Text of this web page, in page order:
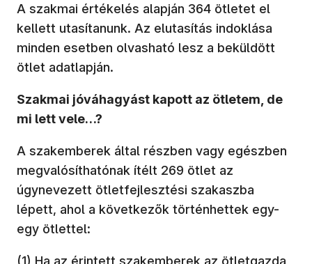
A szakmai értékelés alapján 364 ötletet el
kellett utasítanunk. Az elutasítás indoklása
minden esetben olvasható lesz a beküldött
ötlet adatlapján.
Szakmai jóváhagyást kapott az ötletem, de
mi lett vele…?
A szakemberek által részben vagy egészben
megvalósíthatónak ítélt 269 ötlet az
úgynevezett ötletfejlesztési szakaszba
lépett, ahol a következők történhettek egy-
egy ötlettel:
(1) Ha az érintett szakemberek az ötletgazda